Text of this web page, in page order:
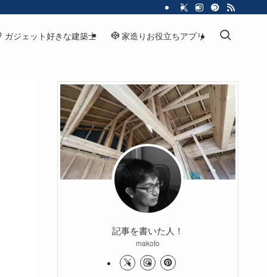
ガジェット好きな建築士 家造りお役立ちアプリ
記事を書いた人！
makoto